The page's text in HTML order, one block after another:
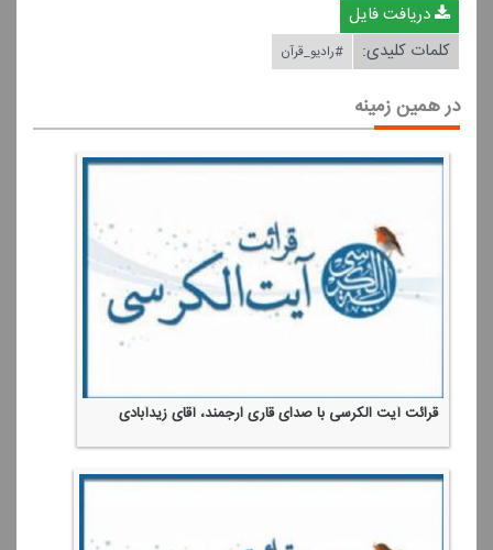
دریافت فایل
کلمات کلیدی:
#رادیو_قرآن
در همین زمینه
قرائت آیت الكرسی با صدای قاری ارجمند، آقای زیدآبادی